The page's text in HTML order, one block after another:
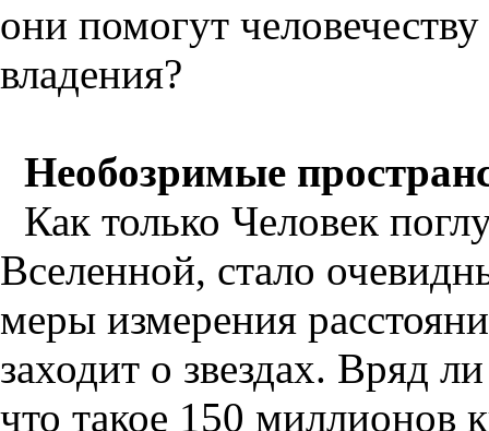
они помогут
владения?
Необозримые
Как только Человек
Вселенной, стало
меры измерения
заходит о звездах. Вряд
что такое 150 миллионов